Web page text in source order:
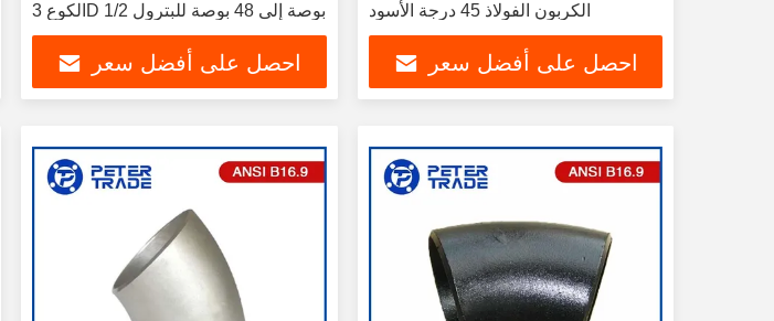
الكوع 3D 1/2 بوصة إلى 48 بوصة للبترول
احصل على أفضل سعر
الكربون الفولاذ 45 درجة الأسود
احصل على أفضل سعر